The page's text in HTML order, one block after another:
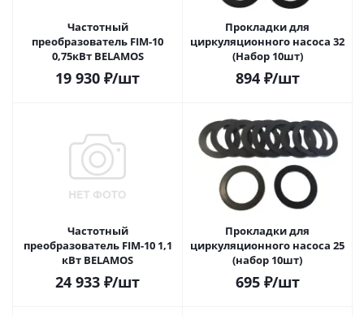
Частотный
преобразователь FIM-10
0,75кВт BELAMOS
19 930 ₽/шт
Прокладки для
циркуляционного насоса 32
(Набор 10шт)
894₽/шт
Частотный
преобразователь FIM-10 1,1
кВт BELAMOS
24 933 ₽/шт
Прокладки для
циркуляционного насоса 25
(набор 10шт)
695₽/шт